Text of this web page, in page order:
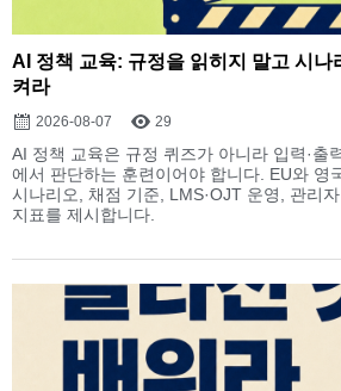
AI 정책 교육: 규정을 읽히지 말고 시나
켜라
2026-08-07 29
AI 정책 교육은 규정 퀴즈가 아니라 입력·출
에서 판단하는 훈련이어야 합니다. EU와 영
시나리오, 채점 기준, LMS·OJT 운영, 관리
지표를 제시합니다.